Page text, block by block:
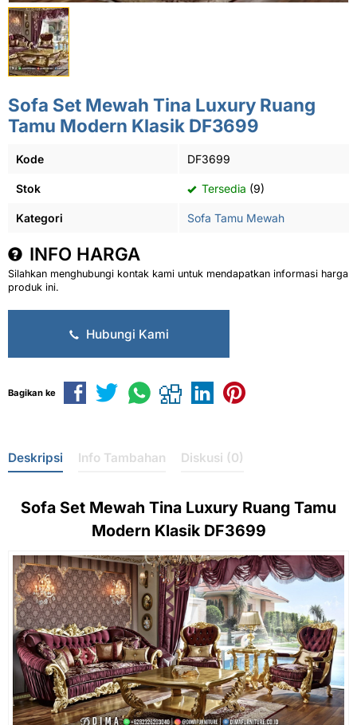
Sofa Set Mewah Tina Luxury Ruang
Tamu Modern Klasik DF3699
Kode DF3699
Stok Tersedia (9)
Kategori Sofa Tamu Mewah
INFO HARGA
Silahkan menghubungi kontak kami untuk mendapatkan informasi harga
produk ini.
Hubungi Kami
Bagikan ke
Deskripsi Info Tambahan Diskusi (0)
Sofa Set Mewah Tina Luxury Ruang Tamu
Modern Klasik DF3699